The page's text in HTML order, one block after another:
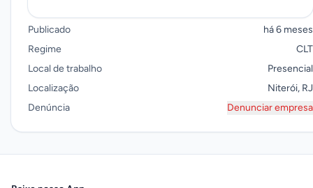
Publicado
há 6 meses
Regime
CLT
Local de trabalho
Presencial
Localização
Niterói, RJ
Denúncia
Denunciar empresa